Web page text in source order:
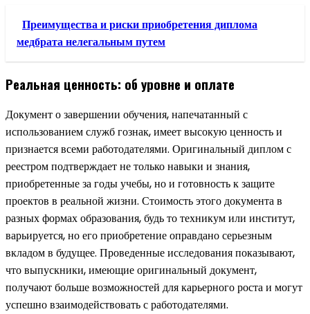
Преимущества и риски приобретения диплома
медбрата нелегальным путем
Реальная ценность: об уровне и оплате
Документ о завершении обучения, напечатанный с
использованием служб гознак, имеет высокую ценность и
признается всеми работодателями. Оригинальный диплом с
реестром подтверждает не только навыки и знания,
приобретенные за годы учебы, но и готовность к защите
проектов в реальной жизни. Стоимость этого документа в
разных формах образования, будь то техникум или институт,
варьируется, но его приобретение оправдано серьезным
вкладом в будущее. Проведенные исследования показывают,
что выпускники, имеющие оригинальный документ,
получают больше возможностей для карьерного роста и могут
успешно взаимодействовать с работодателями.